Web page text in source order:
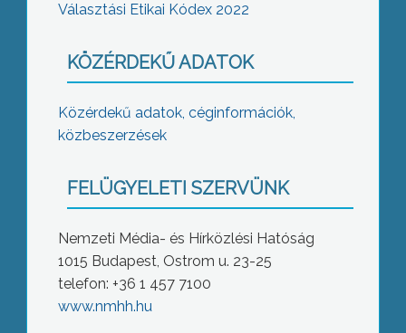
Választási Etikai Kódex 2022
KÖZÉRDEKŰ ADATOK
Közérdekű adatok, céginformációk,
közbeszerzések
FELÜGYELETI SZERVÜNK
Nemzeti Média- és Hírközlési Hatóság
1015 Budapest, Ostrom u. 23-25
telefon: +36 1 457 7100
www.nmhh.hu